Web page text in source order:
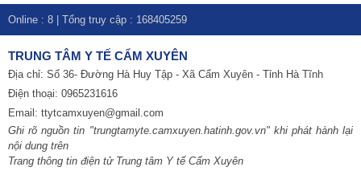
Online : 8 | Tổng truy cập : 168405259
TRUNG TÂM Y TẾ CẨM XUYÊN
Địa chỉ: Số 36- Đường Hà Huy Tập - Xã Cẩm Xuyên - Tỉnh Hà Tĩnh
Điện thoại: 0965231616
Email: ttytcamxuyen@gmail.com
Ghi rõ nguồn tin "trungtamyte.camxuyen.hatinh.gov.vn" khi phát hành lại
nội dung trên
Trang thông tin điện tử Trung tâm Y tế Cẩm Xuyên